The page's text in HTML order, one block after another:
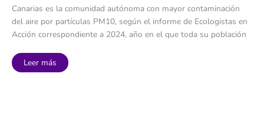
Canarias es la comunidad autónoma con mayor contaminación
del aire por partículas PM10, según el informe de Ecologistas en
Acción correspondiente a 2024, año en el que toda su población
Ni
Cataluña
Leer más